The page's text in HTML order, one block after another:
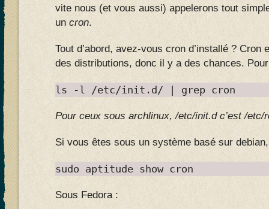
vite nous (et vous aussi) appelerons tout
un cron.
Tout d’abord, avez-vous cron d’installé ? Cron
des distributions, donc il y a des chances.
ls -l /etc/init.d/ | grep cron
Pour ceux sous archlinux, /etc/init.d c’est /etc/
Si vous êtes sous un système basé sur
sudo aptitude show cron
Sous Fedora :